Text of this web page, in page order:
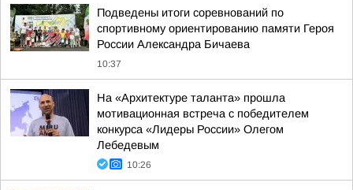
Подведены итоги соревнований по
спортивному ориентированию памяти Героя
России Александра Бичаева
10:37
На «Архитектуре таланта» прошла
мотивационная встреча с победителем
конкурса «Лидеры России» Олегом
Лебедевым
10:26